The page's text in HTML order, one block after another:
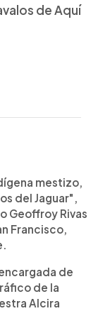
de Aquí
mestizo,
del Jaguar",
Geoffroy Rivas
Francisco,
de
de la
Alcira